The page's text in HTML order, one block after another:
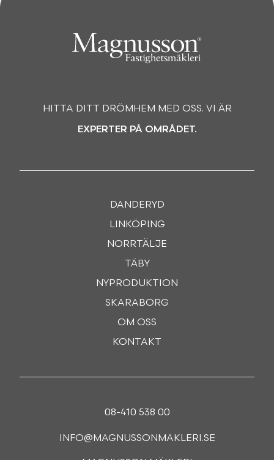
HITTA DITT DRÖMHEM MED OSS. VI ÄR
EXPERTER PÅ OMRÅDET.
DANDERYD
LINKÖPING
NORRTÄLJE
TÄBY
NYPRODUKTION
SKARABORG
OM OSS
KONTAKT
08-410 538 00
INFO@MAGNUSSONMAKLERI.SE